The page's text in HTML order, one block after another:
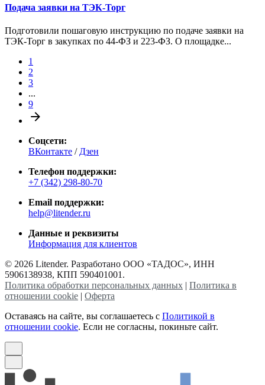
Подача заявки на ТЭК-Торг
Подготовили пошаговую инструкцию по подаче заявки на
ТЭК-Торг в закупках по 44-ФЗ и 223-ФЗ. О площадке...
1
2
3
...
9
Соцсети:
ВКонтакте / Дзен
Телефон поддержки:
+7 (342) 298-80-70
Email поддержки:
help@litender.ru
Данные и реквизиты
Информация для клиентов
© 2026 Litender. Разработано ООО «ТАДОС», ИНН
5906138938, КПП 590401001.
Политика обработки персональных данных | Политика в
отношении cookie | Оферта
Оставаясь на сайте, вы соглашаетесь с Политикой в
отношении cookie. Если не согласны, покиньте сайт.